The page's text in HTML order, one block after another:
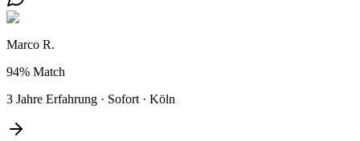
Marco R.
94% Match
3 Jahre Erfahrung · Sofort · Köln